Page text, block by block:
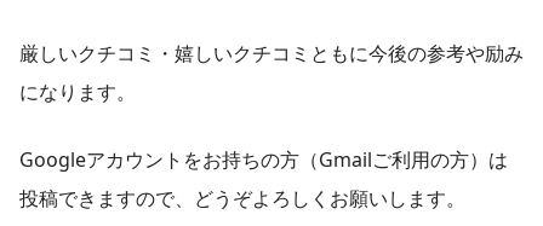
厳しいクチコミ・嬉しいクチコミともに今後の参考や励み
になります。
Googleアカウントをお持ちの方（Gmailご利用の方）は
投稿できますので、どうぞよろしくお願いします。